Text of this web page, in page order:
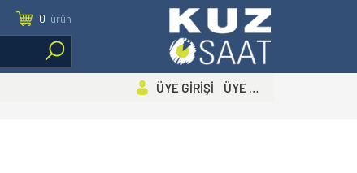
0 ürün
ÜYE GİRİŞİ ÜYE OL